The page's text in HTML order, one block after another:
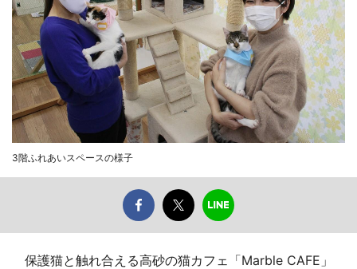
3階ふれあいスペースの様子
保護猫と触れ合える高砂の猫カフェ「Marble CAFE」